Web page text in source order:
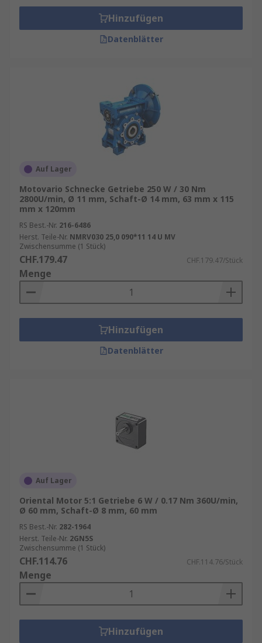
Hinzufügen
Datenblätter
Auf Lager
Motovario Schnecke Getriebe 250 W / 30 Nm
2800U/min, Ø 11 mm, Schaft-Ø 14 mm, 63 mm x 115
mm x 120mm
RS Best.-Nr. 216-6486
Herst. Teile-Nr. NMRV030 25,0 090*11 14 U MV
Zwischensumme (1 Stück)
CHF.179.47 CHF.179.47/Stück
Menge
Hinzufügen
Datenblätter
Auf Lager
Oriental Motor 5:1 Getriebe 6 W / 0.17 Nm 360U/min,
Ø 60 mm, Schaft-Ø 8 mm, 60 mm
RS Best.-Nr. 282-1964
Herst. Teile-Nr. 2GN5S
Zwischensumme (1 Stück)
CHF.114.76 CHF.114.76/Stück
Menge
Hinzufügen